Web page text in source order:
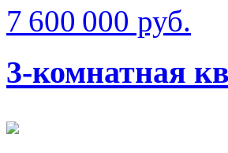
7 600 000 руб.
3-комнатная